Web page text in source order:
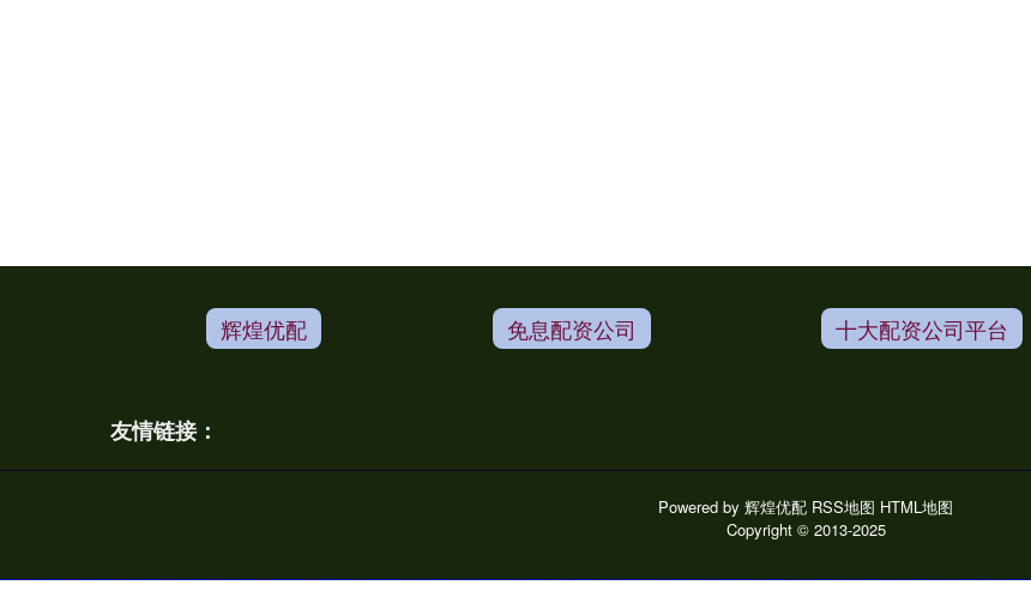
辉煌优配 免息配资公司 十大配资公司平台
友情链接：
Powered by 辉煌优配 RSS地图 HTML地图
Copyright © 2013-2025